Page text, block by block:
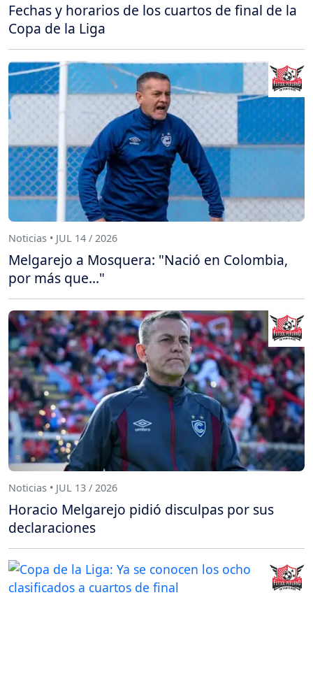
Fechas y horarios de los cuartos de final de la
Copa de la Liga
Noticias • JUL 14 / 2026
Melgarejo a Mosquera: "Nació en Colombia,
por más que..."
Noticias • JUL 13 / 2026
Horacio Melgarejo pidió disculpas por sus
declaraciones